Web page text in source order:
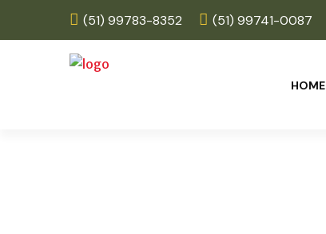
(51) 99783-8352 (51) 99741-0087
HOME